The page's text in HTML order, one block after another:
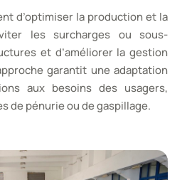
d’optimiser la production et la
les surcharges ou sous-
et d’améliorer la gestion
garantit une adaptation
aux besoins des usagers,
de pénurie ou de gaspillage.